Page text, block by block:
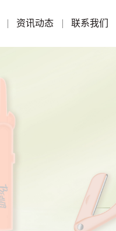
资讯动态 联系我们